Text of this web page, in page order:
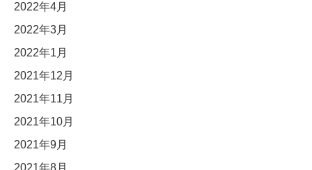
2022年4月
2022年3月
2022年1月
2021年12月
2021年11月
2021年10月
2021年9月